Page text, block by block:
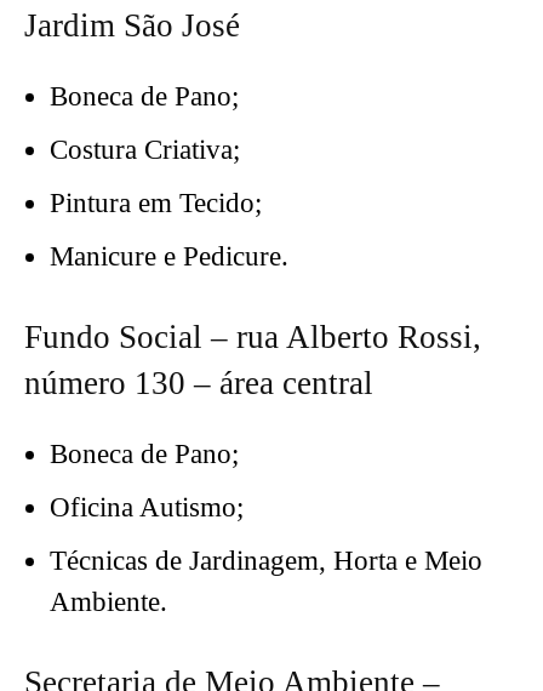
Jardim São José
Boneca de Pano;
Costura Criativa;
Pintura em Tecido;
Manicure e Pedicure.
Fundo Social – rua Alberto Rossi,
número 130 – área central
Boneca de Pano;
Oficina Autismo;
Técnicas de Jardinagem, Horta e Meio
Ambiente.
Secretaria de Meio Ambiente –